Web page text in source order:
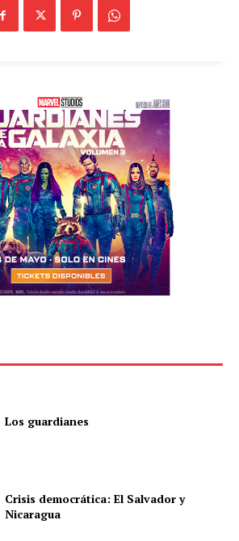
Los guardianes
Crisis democrática: El Salvador y
Nicaragua